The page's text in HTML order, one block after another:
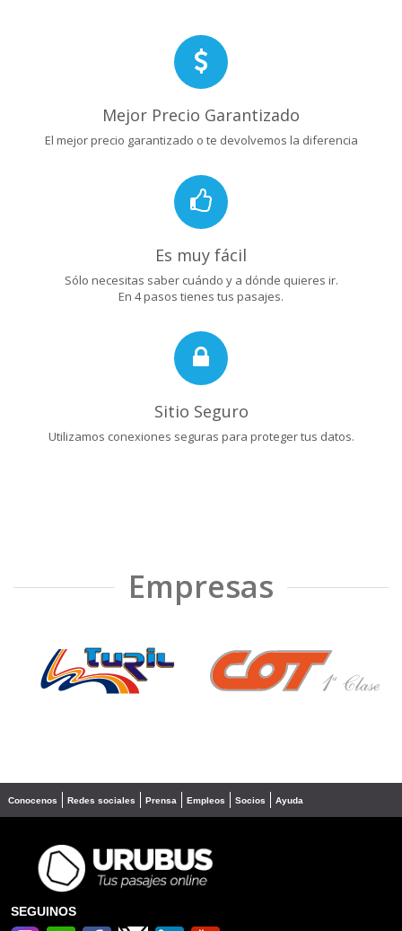
Mejor Precio Garantizado
El mejor precio garantizado o te devolvemos la diferencia
Es muy fácil
Sólo necesitas saber cuándo y a dónde quieres ir.
En 4 pasos tienes tus pasajes.
Sitio Seguro
Utilizamos conexiones seguras para proteger tus datos.
Empresas
❮ ❯
Conocenos Redes sociales Prensa Empleos Socios Ayuda
SEGUINOS